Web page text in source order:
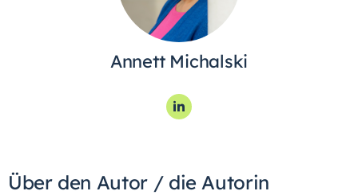
Annett Michalski
Über den Autor / die Autorin